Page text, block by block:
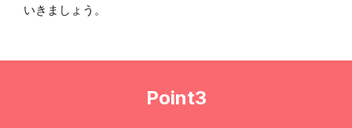
いきましょう。
Point3